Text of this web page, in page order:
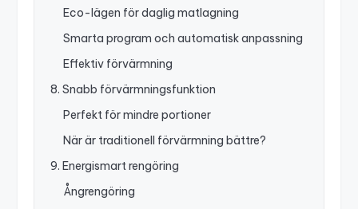
Eco-lägen för daglig matlagning
Smarta program och automatisk anpassning
Effektiv förvärmning
8. Snabb förvärmningsfunktion
Perfekt för mindre portioner
När är traditionell förvärmning bättre?
9. Energismart rengöring
Ångrengöring